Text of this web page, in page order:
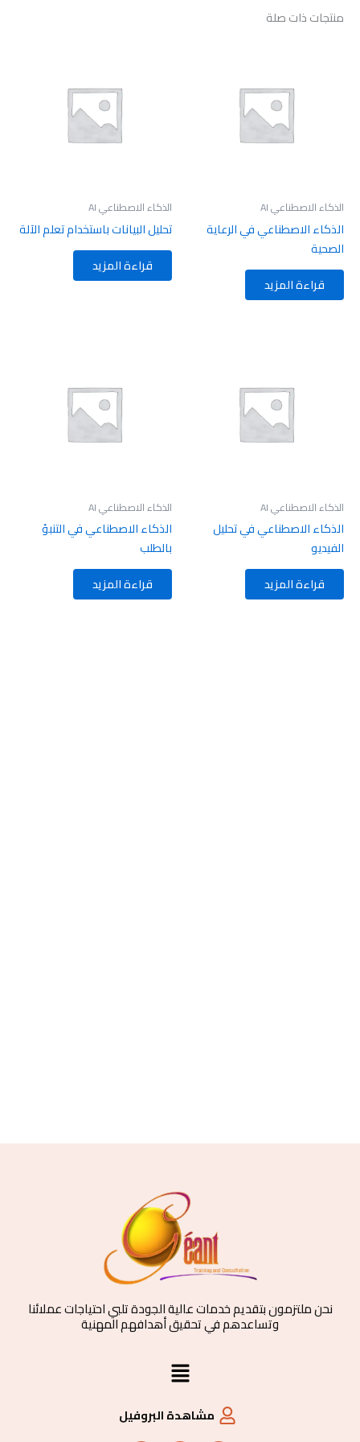
منتجات ذات صلة
الذكاء الاصطناعي AI
الذكاء الاصطناعي في الرعاية
الصحية
قراءة المزيد
الذكاء الاصطناعي AI
تحليل البيانات باستخدام تعلم الآلة
قراءة المزيد
الذكاء الاصطناعي AI
الذكاء الاصطناعي في تحليل
الفيديو
قراءة المزيد
الذكاء الاصطناعي AI
الذكاء الاصطناعي في التنبؤ
بالطلب
قراءة المزيد
نحن ملتزمون بتقديم خدمات عالية الجودة تلبي احتياجات عملائنا
وتساعدهم في تحقيق أهدافهم المهنية
القائمة
مشاهدة البروفيل